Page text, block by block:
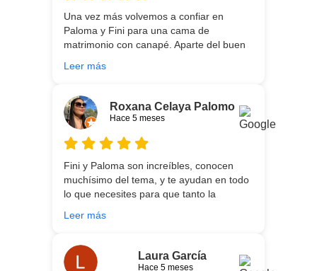
Una vez más volvemos a confiar en
Paloma y Fini para una cama de
matrimonio con canapé. Aparte del buen
personalizando totalmente las
agradables y tan cercanas que la
experiencia es fantástica. Puntualizar
también que los chicos que nos trajeron y
montaron todo lo hicieron perfectamente,
perfectamente y a nuestro gusto, además
muy rápidos. Volveremos a contar con
ellos para futuras compras. Muchas
gracias!
Leer más
Roxana Celaya Palomo
Hace 5 meses
Fini y Paloma son increíbles, conocen
muchísimo del tema, y te ayudan en todo
lo que necesites para que tanto la
que estés necesitando sean los mejores.
trabajo impecable en el transporte y
montaje, unos chicos encantadores. Hace
Leer más
Laura García
Hace 5 meses